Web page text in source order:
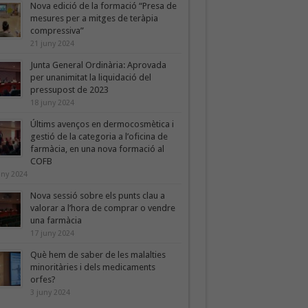
Nova edició de la formació “Presa de
mesures per a mitges de teràpia
compressiva”
21 juny 2024
Junta General Ordinària: Aprovada
per unanimitat la liquidació del
pressupost de 2023
18 juny 2024
Últims avenços en dermocosmètica i
gestió de la categoria a l’oficina de
farmàcia, en una nova formació al
COFB
2024
Nova sessió sobre els punts clau a
valorar a l’hora de comprar o vendre
una farmàcia
17 juny 2024
Què hem de saber de les malalties
minoritàries i dels medicaments
orfes?
3 juny 2024